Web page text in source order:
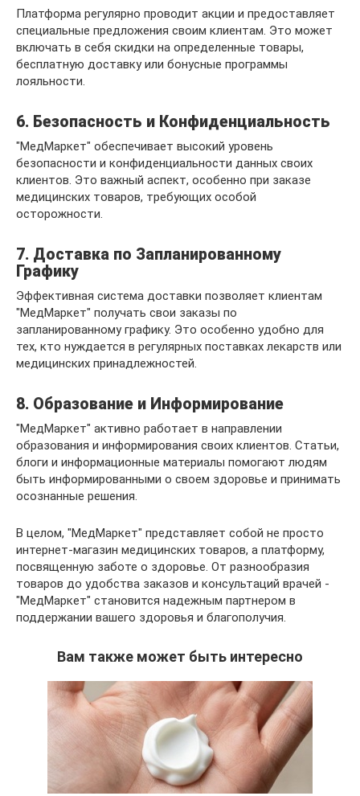
Платформа регулярно проводит акции и предоставляет
специальные предложения своим клиентам. Это может
включать в себя скидки на определенные товары,
бесплатную доставку или бонусные программы
лояльности.
6. Безопасность и Конфиденциальность
"МедМаркет" обеспечивает высокий уровень
безопасности и конфиденциальности данных своих
клиентов. Это важный аспект, особенно при заказе
медицинских товаров, требующих особой
осторожности.
7. Доставка по Запланированному
Графику
Эффективная система доставки позволяет клиентам
"МедМаркет" получать свои заказы по
запланированному графику. Это особенно удобно для
тех, кто нуждается в регулярных поставках лекарств или
медицинских принадлежностей.
8. Образование и Информирование
"МедМаркет" активно работает в направлении
образования и информирования своих клиентов. Статьи,
блоги и информационные материалы помогают людям
быть информированными о своем здоровье и принимать
осознанные решения.
В целом, "МедМаркет" представляет собой не просто
интернет-магазин медицинских товаров, а платформу,
посвященную заботе о здоровье. От разнообразия
товаров до удобства заказов и консультаций врачей -
"МедМаркет" становится надежным партнером в
поддержании вашего здоровья и благополучия.
Вам также может быть интересно